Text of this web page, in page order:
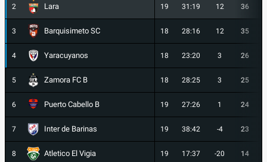
2 Lara 19 31:19 12 36
3 Barquisimeto SC 18 28:16 12 35
4 Yaracuyanos 18 23:20 3 26
5 Zamora FC B 18 28:25 3 25
6 Puerto Cabello B 19 27:26 1 24
7 Inter de Barinas 19 38:42 -4 23
8 Atletico El Vigia 19 17:37 -20 14